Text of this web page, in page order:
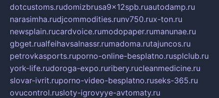
dotcustoms.rudomizbrusa9x12spb.ruautodamp.ru
narasimha.rudjcommodities.runv750.rux-ton.ru
newsplain.rucardvoice.rumodopaper.rumanunae.ru
gbget.rualfeihavsalnassr.rumadoma.rutajuncos.ru
petrovkasports.ruporno-online-besplatno.rusplclub.ru
york-life.rudoroga-expo.ruribery.rucleanmedicine.ru
slovar-ivrit.ruporno-video-besplatno.ruseks-365.ru
ovucontrol.rusloty-igrovyye-avtomaty.ru